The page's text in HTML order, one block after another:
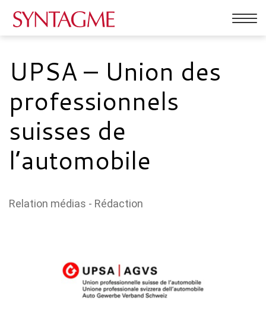
ACTUALITÉS
RÉFÉRENCES
QUI SOMMES-NOUS
CONTACT
la
UPSA – Union des
professionnels
suisses de
l’automobile
Relation médias - Rédaction